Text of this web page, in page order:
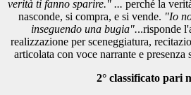
verità ti fanno sparire." ... perché la
nasconde, si compra, e si vende. "Io
inseguendo una bugia"...risponde
realizzazione per sceneggiatura,
articolata con voce narrante e presenza
2° classificato pari